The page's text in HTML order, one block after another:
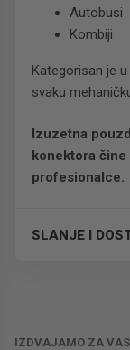
Autobusi
Kombiji
Kategorisan je u
svaku
Izuzetna
konektora
profesionalce.
SLANJE I
IZDVAJAMO ZA VAS